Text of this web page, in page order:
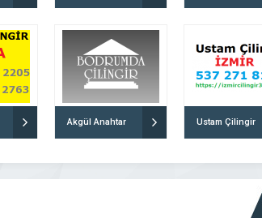
Akgül Anahtar Ustam Çilingir